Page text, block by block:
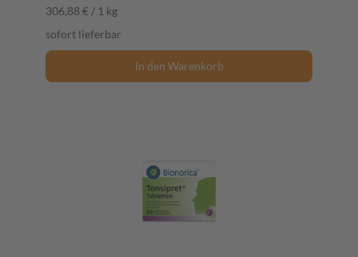
306,88 € / 1 kg
sofort lieferbar
In den Warenkorb